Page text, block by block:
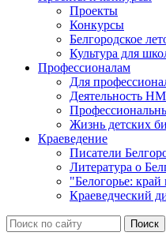
Проекты
Конкурсы
Белгородское
Культура для
Профессионалам
Для
Деятельность
Жизнь детских
Краеведение
Писатели
Литература о
"Белогорье:
Краеведческий